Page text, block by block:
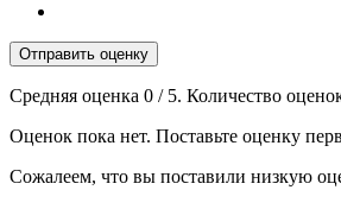
Отправить оценку
Средняя оценка 0 / 5. Количество
Оценок пока нет. Поставьте оценку
Сожалеем, что вы поставили низкую